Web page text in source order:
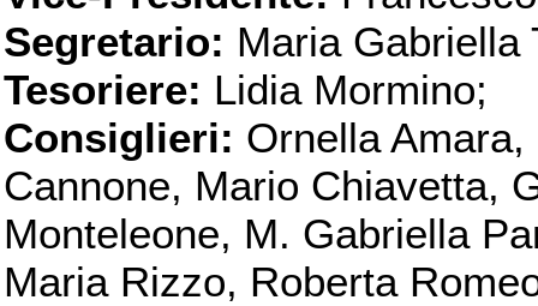
Segretario: Maria Gabriella
Tesoriere: Lidia Mormino;
Consiglieri: Ornella
Cannone, Mario Chiavetta,
Monteleone, M. Gabriella
Maria Rizzo, Roberta